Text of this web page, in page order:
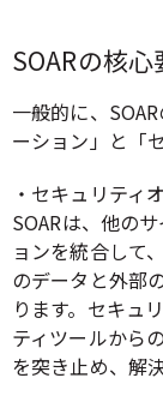
SOARの核心
一般的に、
ーション」と「
・セキュリティ
SOARは、他の
ョンを統合して
のデータと外部
ります。セキュ
ティツールから
を突き止め、解